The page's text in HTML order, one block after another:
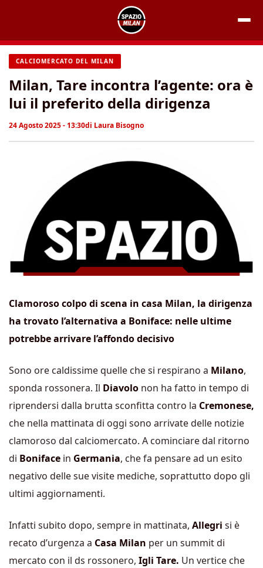
contenuto
CALCIOMERCATO DEL MILAN
Milan, Tare incontra l’agente: ora è
lui il preferito della dirigenza
24 Agosto 2025 - 13:30di Laura Bisogno
Clamoroso colpo di scena in casa Milan, la dirigenza
ha trovato l’alternativa a Boniface: nelle ultime
potrebbe arrivare l’affondo decisivo
Sono ore caldissime quelle che si respirano a Milano,
sponda rossonera. Il Diavolo non ha fatto in tempo di
riprendersi dalla brutta sconfitta contro la Cremonese,
che nella mattinata di oggi sono arrivate delle notizie
clamoroso dal calciomercato. A cominciare dal ritorno
di Boniface in Germania, che fa pensare ad un esito
negativo delle sue visite mediche, soprattutto dopo gli
ultimi aggiornamenti.
Infatti subito dopo, sempre in mattinata, Allegri si è
recato d’urgenza a Casa Milan per un summit di
mercato con il ds rossonero, Igli Tare. Un vertice che